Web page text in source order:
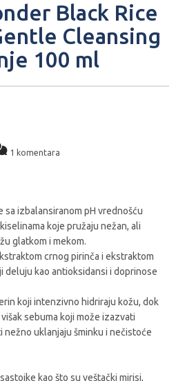
Black Rice
Cleansing
100 ml
1 komentara
sa izbalansiranom pH vrednošću
koje pružaju nežan, ali
glatkom i mekom.
crnog pirinča i ekstraktom
deluju kao antioksidansi i doprinose
koji intenzivno hidriraju kožu, dok
sebuma koji može izazvati
uklanjaju šminku i nečistoće
kao što su veštački mirisi,